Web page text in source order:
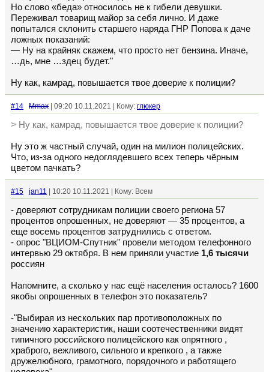
Но слово «беда» относилось не к гибели девушки.
Переживал товарищ майор за себя лично. И даже
попытался склонить старшего наряда ГНР Попова к даче
ложных показаний:
— Ну на крайняк скажем, что просто нет бензина. Иначе,
…дь, мне …здец будет."
Ну как, камрад, повышается твое доверие к полиции?
#14 Mmax | 09:20 10.11.2021 | Кому: глюкер
> Ну как, камрад, повышается твое доверие к полиции?
Ну это ж частный случай, один на милион полицейских.
Что, из-за одного недоглядевшего всех теперь чёрным
цветом пачкать?
#15 jan11 | 10:20 10.11.2021 | Кому: Всем
- доверяют сотрудникам полиции своего региона 57
процентов опрошенных, не доверяют — 35 процентов, а
еще восемь процентов затруднились с ответом.
- опрос "ВЦИОМ-Спутник" провели методом телефонного
интервью 29 октября. В нем приняли участие 1,6 тысячи
россиян
Напомните, а сколько у нас ещё населения осталось? 1600
якобы опрошенных в телефон это показатель?
-"Выбирая из нескольких пар противоположных по
значению характеристик, наши соотечественники видят
типичного российского полицейского как опрятного ,
храброго, вежливого, сильного и крепкого , а также
дружелюбного, грамотного, порядочного и работящего